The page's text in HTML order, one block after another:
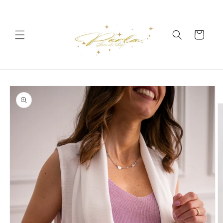
Carrello
Passa alle
informazioni
sul prodotto